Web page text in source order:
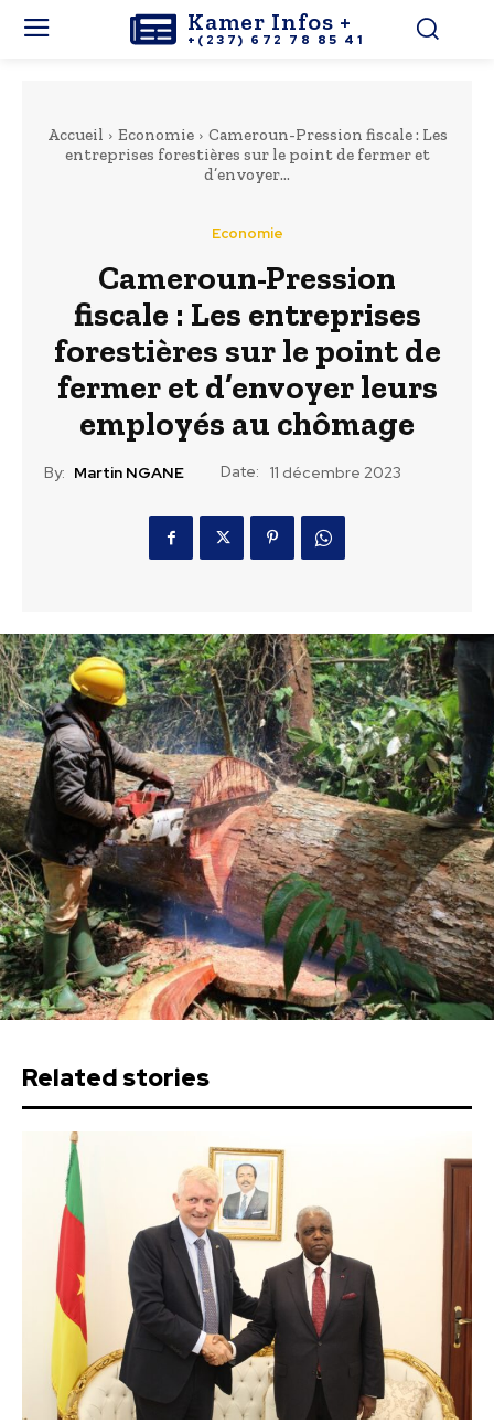
Kamer Infos +
+(237) 672 78 85 41
Accueil Economie
Cameroun-Pression fiscale : Les
entreprises forestières sur le point de fermer et
d’envoyer...
Economie
Cameroun-Pression
fiscale : Les entreprises
forestières sur le point de
fermer et d’envoyer leurs
employés au chômage
By: Martin NGANE Date: 11 décembre 2023
Related stories